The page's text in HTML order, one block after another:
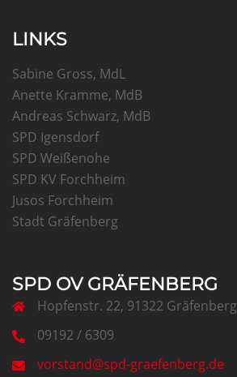
LINKS
Sabine Gross, MdL
Anette Kramme, MdB
Andreas Schwarz, MdB
SPD Igensdorf
SPD Weißenohe
SPD KV Forchheim
Jusos Forchheim
Stadt Gräfenberg
SPD OV GRÄFENBERG
Hopfenstr. 22, 91322 Gräfenberg
09192 / 6309
vorstand@spd-graefenberg.de